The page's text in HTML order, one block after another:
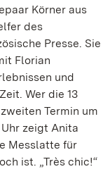
Körner aus
des
Presse. Sie
Florian
und
Wer die 13
Termin um
zeigt Anita
Messlatte für
ist. „Très chic!“